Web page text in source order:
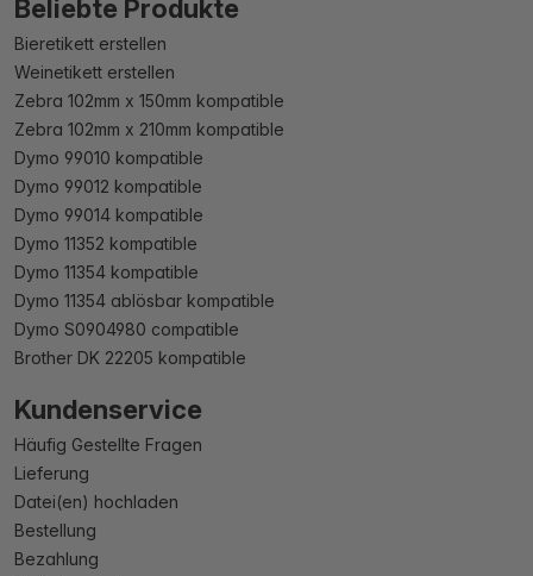
Beliebte Produkte
Bieretikett erstellen
Weinetikett erstellen
Zebra 102mm x 150mm kompatible
Zebra 102mm x 210mm kompatible
Dymo 99010 kompatible
Dymo 99012 kompatible
Dymo 99014 kompatible
Dymo 11352 kompatible
Dymo 11354 kompatible
Dymo 11354 ablösbar kompatible
Dymo S0904980 compatible
Brother DK 22205 kompatible
Kundenservice
Häufig Gestellte Fragen
Lieferung
Datei(en) hochladen
Bestellung
Bezahlung